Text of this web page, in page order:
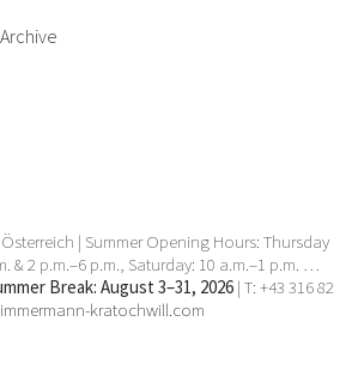
| Summer Opening Hours: Thursday
& 2 p.m.–6 p.m., Saturday: 10 a.m.–1 p.m. …
Break: August 3–31, 2026 | T: +43 316 82
kratochwill.com